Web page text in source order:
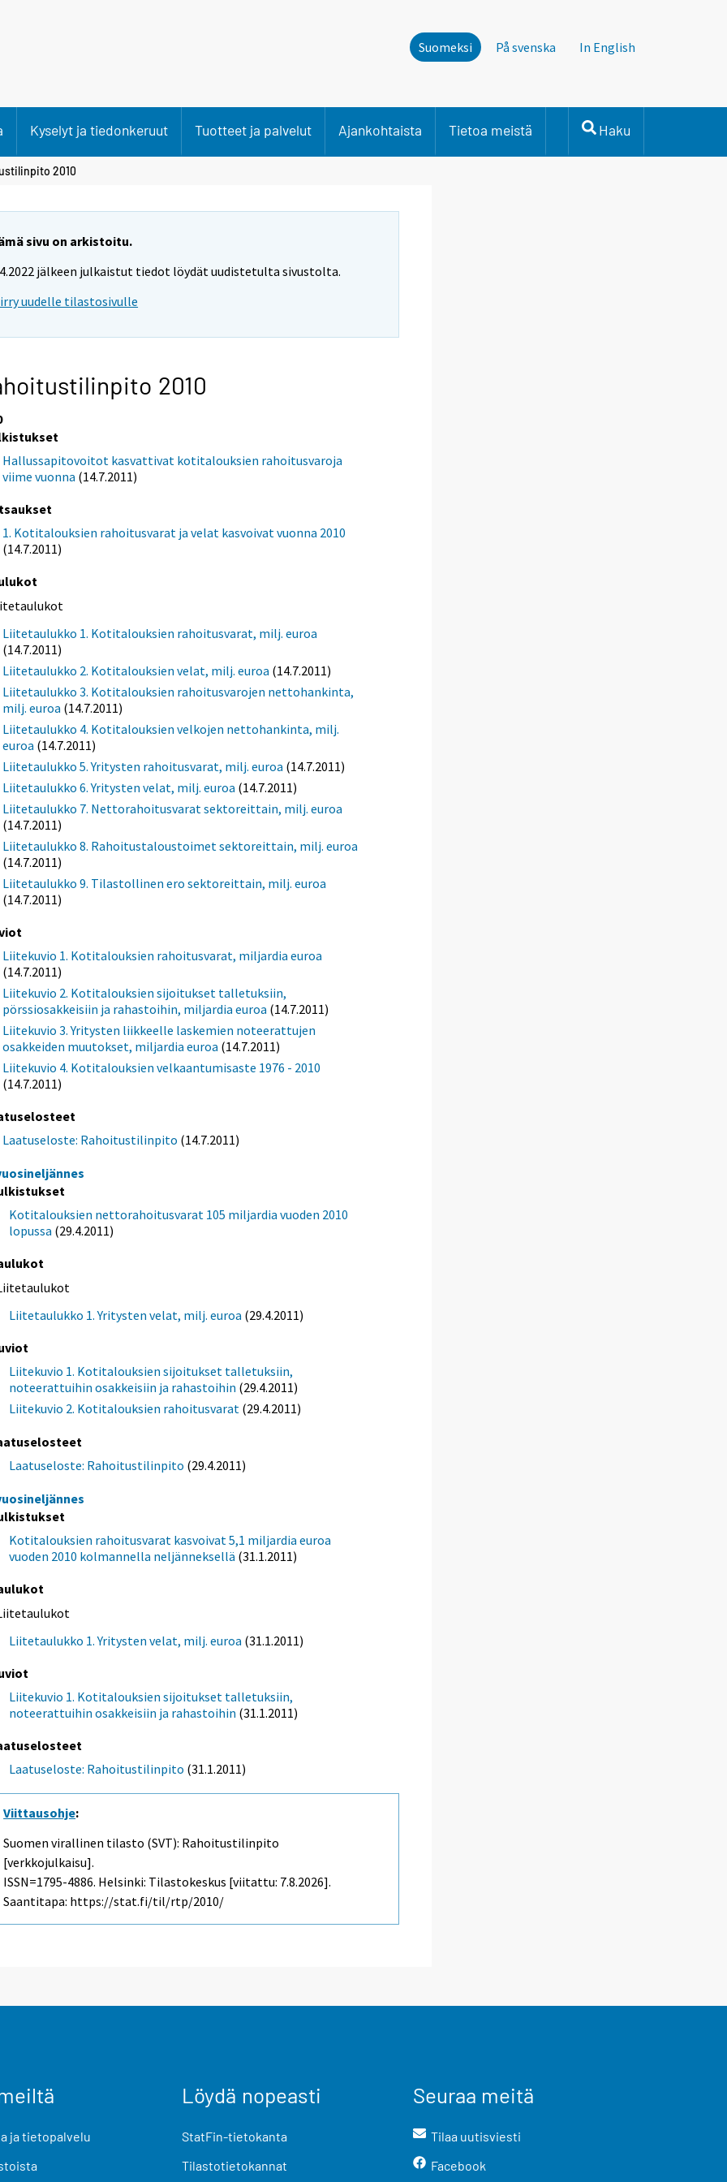
Suomeksi På svenska In English
Kyselyt ja tiedonkeruut Tuotteet ja palvelut Ajankohtaista Tietoa meistä Haku
2010
sivu on arkistoitu.
jälkeen julkaistut tiedot löydät uudistetulta sivustolta.
uudelle tilastosivulle
2010
Hallussapitovoitot kasvattivat kotitalouksien rahoitusvaroja
viime vuonna (14.7.2011)
1. Kotitalouksien rahoitusvarat ja velat kasvoivat vuonna 2010
(14.7.2011)
Liitetaulukko 1. Kotitalouksien rahoitusvarat, milj. euroa
(14.7.2011)
Liitetaulukko 2. Kotitalouksien velat, milj. euroa (14.7.2011)
Liitetaulukko 3. Kotitalouksien rahoitusvarojen nettohankinta,
milj. euroa (14.7.2011)
Liitetaulukko 4. Kotitalouksien velkojen nettohankinta, milj.
euroa (14.7.2011)
Liitetaulukko 5. Yritysten rahoitusvarat, milj. euroa (14.7.2011)
Liitetaulukko 6. Yritysten velat, milj. euroa (14.7.2011)
Liitetaulukko 7. Nettorahoitusvarat sektoreittain, milj. euroa
(14.7.2011)
Liitetaulukko 8. Rahoitustaloustoimet sektoreittain, milj. euroa
(14.7.2011)
Liitetaulukko 9. Tilastollinen ero sektoreittain, milj. euroa
(14.7.2011)
Liitekuvio 1. Kotitalouksien rahoitusvarat, miljardia euroa
(14.7.2011)
Liitekuvio 2. Kotitalouksien sijoitukset talletuksiin,
pörssiosakkeisiin ja rahastoihin, miljardia euroa (14.7.2011)
Liitekuvio 3. Yritysten liikkeelle laskemien noteerattujen
osakkeiden muutokset, miljardia euroa (14.7.2011)
Liitekuvio 4. Kotitalouksien velkaantumisaste 1976 - 2010
(14.7.2011)
Laatuseloste: Rahoitustilinpito (14.7.2011)
Kotitalouksien nettorahoitusvarat 105 miljardia vuoden 2010
lopussa (29.4.2011)
Liitetaulukko 1. Yritysten velat, milj. euroa (29.4.2011)
Liitekuvio 1. Kotitalouksien sijoitukset talletuksiin,
noteerattuihin osakkeisiin ja rahastoihin (29.4.2011)
Liitekuvio 2. Kotitalouksien rahoitusvarat (29.4.2011)
Laatuseloste: Rahoitustilinpito (29.4.2011)
Kotitalouksien rahoitusvarat kasvoivat 5,1 miljardia euroa
vuoden 2010 kolmannella neljänneksellä (31.1.2011)
Liitetaulukko 1. Yritysten velat, milj. euroa (31.1.2011)
Liitekuvio 1. Kotitalouksien sijoitukset talletuksiin,
noteerattuihin osakkeisiin ja rahastoihin (31.1.2011)
Laatuseloste: Rahoitustilinpito (31.1.2011)
Viittausohje:
Suomen virallinen tilasto (SVT): Rahoitustilinpito
[verkkojulkaisu].
ISSN=1795-4886. Helsinki: Tilastokeskus [viitattu: 7.8.2026].
Saantitapa: https://stat.fi/til/rtp/2010/
ja tietopalvelu
Löydä nopeasti
StatFin-tietokanta
Tilastotietokannat
Seuraa meitä
Tilaa uutisviesti
Facebook